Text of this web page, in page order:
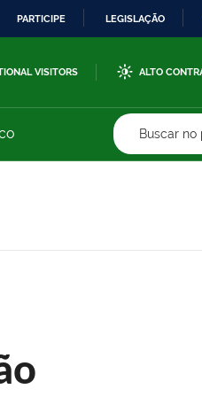
PARTICIPE LEGISLAÇÃO
VISITORS ALTO
Buscar no